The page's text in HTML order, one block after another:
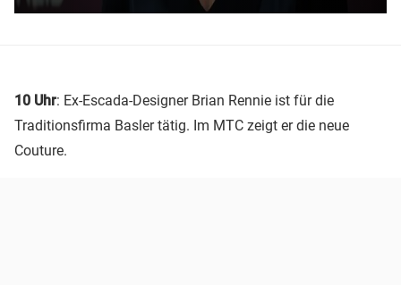
10 Uhr: Ex-Escada-Designer Brian Rennie ist für die
Traditionsfirma Basler tätig. Im MTC zeigt er die neue
Couture.